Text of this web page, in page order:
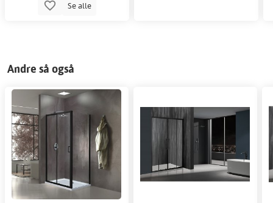
Se alle
Andre så også